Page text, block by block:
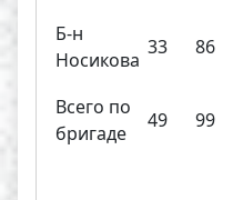
Б-н
Носикова
33 86
Всего по
бригаде
49 99